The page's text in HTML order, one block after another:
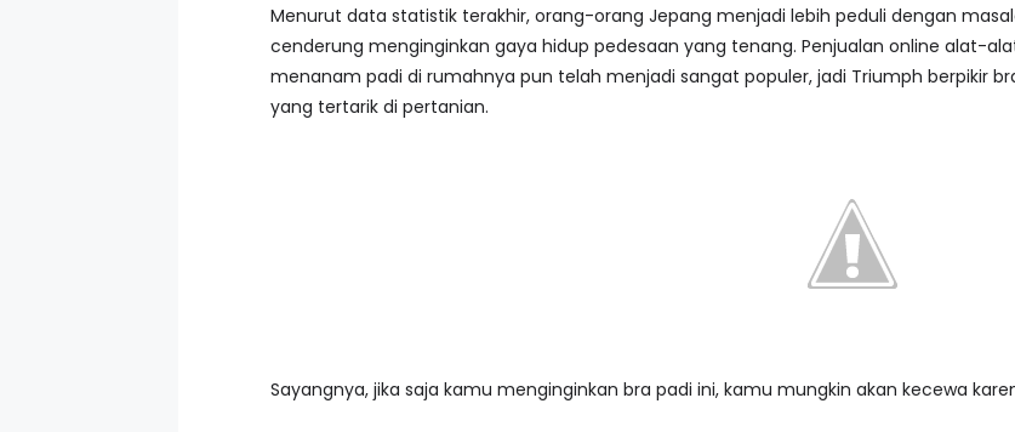
Menurut data statistik terakhir, orang-orang Jepang menjadi lebih peduli dengan
cenderung menginginkan gaya hidup pedesaan yang tenang. Penjualan online alat-
menanam padi di rumahnya pun telah menjadi sangat populer, jadi Triumph berpikir
yang tertarik di pertanian.
Sayangnya, jika saja kamu menginginkan bra padi ini, kamu mungkin akan kecewa